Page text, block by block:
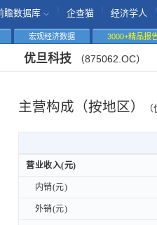
瞻数据库 企查猫 经济学人
宏观经济数据 3000+精品报
优旦科技 （875062.OC）
主营构成（按地区）
营业收入(元)
内销(元)
外销(元)
营业收入(元)
内销(元)
外销(元)